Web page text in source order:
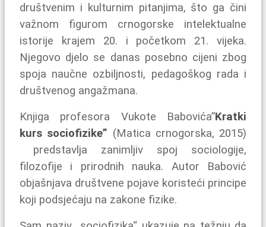
društvenim i kulturnim pitanjima, što ga čini
važnom figurom crnogorske intelektualne
istorije krajem 20. i početkom 21. vijeka.
Njegovo djelo se danas posebno cijeni zbog
spoja naučne ozbiljnosti, pedagoškog rada i
društvenog angažmana.
Knjiga profesora Vukote Babovića”Kratki
kurs sociofizike” (Matica crnogorska, 2015)
predstavlja zanimljiv spoj sociologije,
filozofije i prirodnih nauka. Autor Babović
objašnjava društvene pojave koristeći principe
koji podsjećaju na zakone fizike.